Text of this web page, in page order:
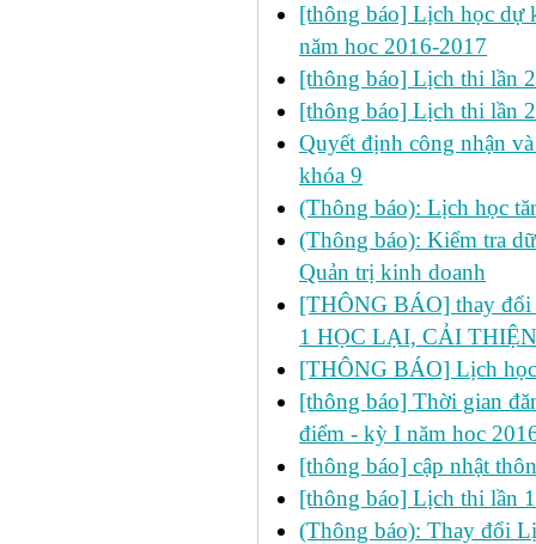
[thông báo] Lịch học dự
năm hoc 2016-2017
[thông báo] Lịch thi lần
[thông báo] Lịch thi lần
Quyết định công nhận
khóa 9
(Thông báo): Lịch học
(Thông báo): Kiểm tra
Quản trị kinh doanh
[THÔNG BÁO] thay đổi
1 HỌC LẠI, CẢI
[THÔNG BÁO] Lịch
[thông báo] Thời gian
điểm - kỳ I năm hoc
[thông báo] cập nhật
[thông báo] Lịch thi lần
(Thông báo): Thay đổi